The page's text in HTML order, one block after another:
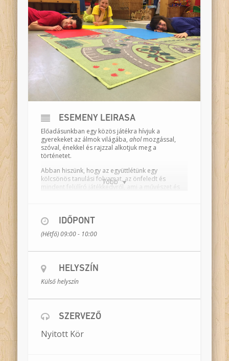
Több
ESEMÉNY LEÍRÁSA
Előadásunkban egy közös játékra hívjuk a
gyerekeket az álmok világába, ahol mozgással,
szóval, énekkel és rajzzal alkotjuk meg a
történetet.
Abban hiszünk, hogy az együttlétünk egy
kölcsönös tanulási folyamat, az önfeledt és
mindent felülíró játékkedvről, ami a művészet és
sokféleségét erősíteni a gyerekekben, és
kiszélesíteni ennek lehetőségeit számukra.
Balázs, Varga Norbert
Közreműködők:Kecskés Anna, Dér András, K.
Szabó Csenger, Kontur Balázs, Jozifek Zsófia
Korosztály: 4-6 és 7-10 évesek
Időtartam: kb. 70 perc.
Helyszín: egy üres terem, ahol lehet mozogni
Bemutató:2020. január 24.
IDŐPONT
(Hétfő) 09:00 - 10:00
HELYSZÍN
Külső helyszín
SZERVEZŐ
Nyitott Kör